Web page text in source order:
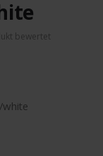
bewertet
white